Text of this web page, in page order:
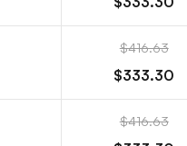
$416.63
$333.30
$416.63